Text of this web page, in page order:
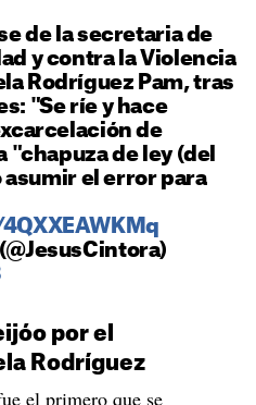
de la secretaria de
y contra la Violencia
Rodríguez Pam, tras
"Se ríe y hace
de
"chapuza de ley (del
asumir el error para
por el
Rodríguez
el primero que se